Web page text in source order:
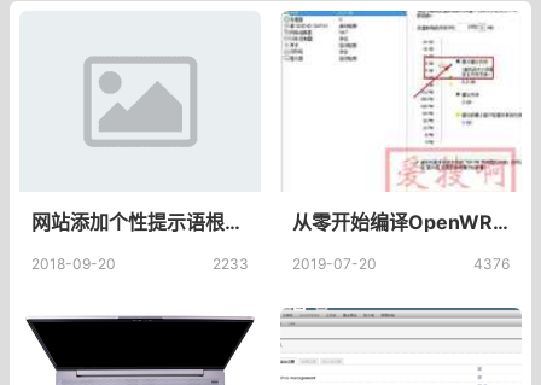
网站添加个性提示语根据不同时间段自动显示不同提示语
2018-09-20 2233
从零开始编译OpenWRT(LEDE)固件——2.VMware虚拟机Ubuntu系统下载及安装
2019-07-20 4376